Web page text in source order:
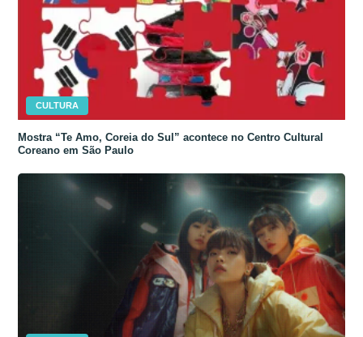
CULTURA
Mostra “Te Amo, Coreia do Sul” acontece no Centro Cultural
Coreano em São Paulo